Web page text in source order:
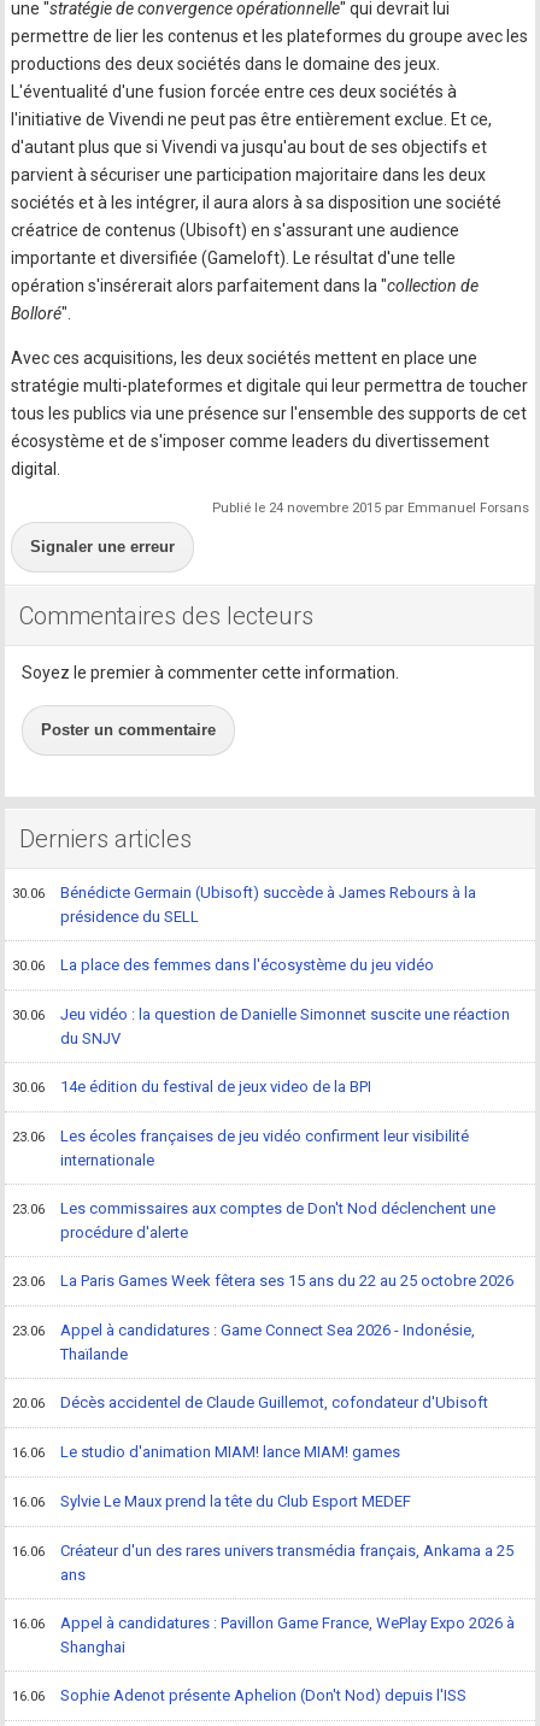
une "stratégie de convergence opérationnelle" qui devrait lui
permettre de lier les contenus et les plateformes du groupe avec les
productions des deux sociétés dans le domaine des jeux.
L'éventualité d'une fusion forcée entre ces deux sociétés à
l'initiative de Vivendi ne peut pas être entièrement exclue. Et ce,
d'autant plus que si Vivendi va jusqu'au bout de ses objectifs et
parvient à sécuriser une participation majoritaire dans les deux
sociétés et à les intégrer, il aura alors à sa disposition une société
créatrice de contenus (Ubisoft) en s'assurant une audience
importante et diversifiée (Gameloft). Le résultat d'une telle
opération s'insérerait alors parfaitement dans la "collection de
Bolloré".
Avec ces acquisitions, les deux sociétés mettent en place une
stratégie multi-plateformes et digitale qui leur permettra de toucher
tous les publics via une présence sur l'ensemble des supports de cet
écosystème et de s'imposer comme leaders du divertissement
digital.
Publié le 24 novembre 2015 par Emmanuel Forsans
Signaler une erreur
Commentaires des lecteurs
Soyez le premier à commenter cette information.
Poster un commentaire
Derniers articles
30.06
Bénédicte Germain (Ubisoft) succède à James Rebours à la
présidence du SELL
30.06 La place des femmes dans l'écosystème du jeu vidéo
30.06
Jeu vidéo : la question de Danielle Simonnet suscite une réaction
du SNJV
30.06 14e édition du festival de jeux video de la BPI
23.06
Les écoles françaises de jeu vidéo confirment leur visibilité
internationale
23.06
Les commissaires aux comptes de Don't Nod déclenchent une
procédure d'alerte
23.06 La Paris Games Week fêtera ses 15 ans du 22 au 25 octobre 2026
23.06
Appel à candidatures : Game Connect Sea 2026 - Indonésie,
Thaïlande
20.06 Décès accidentel de Claude Guillemot, cofondateur d'Ubisoft
16.06 Le studio d'animation MIAM! lance MIAM! games
16.06 Sylvie Le Maux prend la tête du Club Esport MEDEF
16.06
Créateur d'un des rares univers transmédia français, Ankama a 25
ans
16.06
Appel à candidatures : Pavillon Game France, WePlay Expo 2026 à
Shanghai
16.06 Sophie Adenot présente Aphelion (Don't Nod) depuis l'ISS